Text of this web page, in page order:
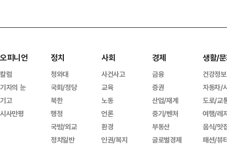
오피니언
칼럼
기자의 눈
기고
시사만평
정치
청와대
국회/정당
북한
행정
국방/외교
정치일반
사회
사건사고
교육
노동
언론
환경
인권/복지
경제
금융
증권
산업/재계
중기/벤처
부동산
글로벌경제
생활/
건강정보
자동차/
도로/교
여행/레
음식/맛
패션/뷰